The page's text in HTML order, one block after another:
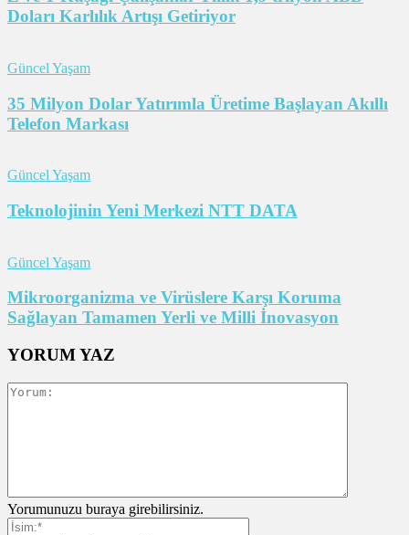
Doları Karlılık Artışı Getiriyor
Güncel Yaşam
35 Milyon Dolar Yatırımla Üretime Başlayan Akıllı
Telefon Markası
Güncel Yaşam
Teknolojinin Yeni Merkezi NTT DATA
Güncel Yaşam
Mikroorganizma ve Virüslere Karşı Koruma
Sağlayan Tamamen Yerli ve Milli İnovasyon
YORUM YAZ
Yorumunuzu buraya girebilirsiniz.